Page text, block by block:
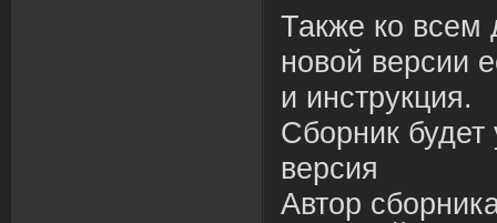
Также ко
новой версии
и инструкция.
Сборник будет
версия
Автор